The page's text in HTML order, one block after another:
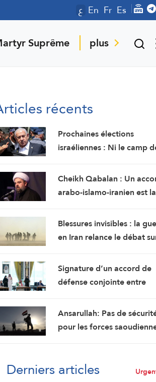
ع En Fr Es
Suprême plus
récents
Prochaines élections
israéliennes : Ni le camp
disposent d’une majorité
suffisante pour former un
Cheikh Qabalan : Un
arabo-islamo-iranien est la
garantie pour la région
Blessures invisibles : la
en Iran relance le débat
américains
Signature d’un accord de
défense conjointe entre
le Pakistan
Ansarullah: Pas de
pour les forces
Derniers articles